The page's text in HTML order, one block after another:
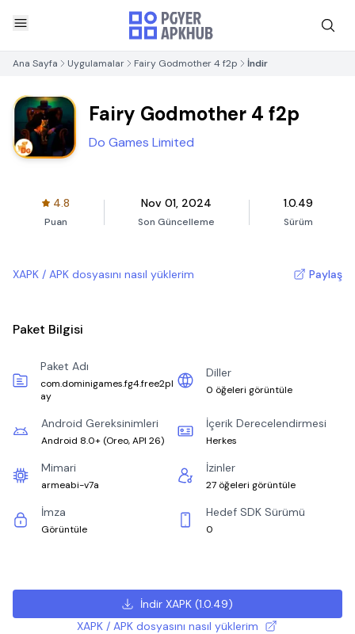
Ana Sayfa Uygulamalar Fairy Godmother 4 f2p İndir
Fairy Godmother 4 f2p
Do Games Limited
4.8
Puan
Nov 01, 2024
Son Güncelleme
1.0.49
Sürüm
XAPK / APK dosyasını nasıl yüklerim Paylaş
Paket Bilgisi
Paket Adı
com.dominigames.fg4.free2pl
ay
Diller
0 öğeleri görüntüle
Android Gereksinimleri
Android 8.0+ (Oreo, API 26)
İçerik Derecelendirmesi
Herkes
Mimari
armeabi-v7a
İzinler
27 öğeleri görüntüle
İmza
Görüntüle
Hedef SDK Sürümü
0
İndir XAPK (1.0.49)
XAPK / APK dosyasını nasıl yüklerim